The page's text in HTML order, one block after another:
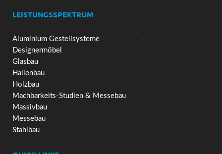
LEISTUNGSSPEKTRUM
Aluminium Gestellsysteme
Designermöbel
Glasbau
Hallenbau
Holzbau
Machbarkeits-Studien & Messebau
Massivbau
Messebau
Stahlbau